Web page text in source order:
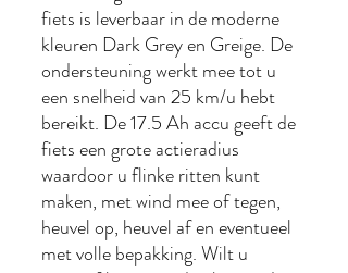
fiets is leverbaar in de moderne
kleuren Dark Grey en Greige. De
ondersteuning werkt mee tot u
een snelheid van 25 km/u hebt
bereikt. De 17.5 Ah accu geeft de
fiets een grote actieradius
waardoor u flinke ritten kunt
maken, met wind mee of tegen,
heuvel op, heuvel af en eventueel
met volle bepakking. Wilt u